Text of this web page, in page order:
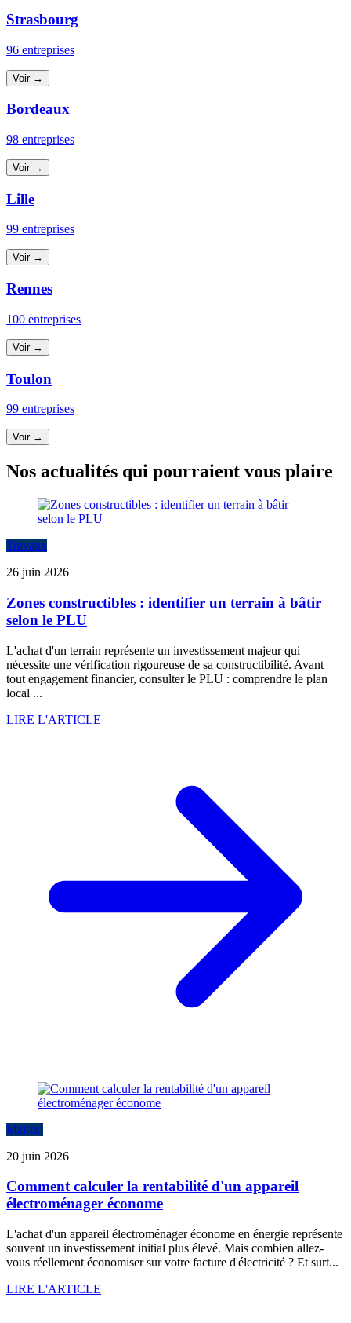
Strasbourg
96 entreprises
Voir →
Bordeaux
98 entreprises
Voir →
Lille
99 entreprises
Voir →
Rennes
100 entreprises
Voir →
Toulon
99 entreprises
Voir →
Nos actualités qui pourraient vous plaire
Travaux
26 juin 2026
Zones constructibles : identifier un terrain à bâtir
selon le PLU
L'achat d'un terrain représente un investissement majeur qui
nécessite une vérification rigoureuse de sa constructibilité. Avant
tout engagement financier, consulter le PLU : comprendre le plan
local ...
LIRE L'ARTICLE
Maison
20 juin 2026
Comment calculer la rentabilité d'un appareil
électroménager économe
L'achat d'un appareil électroménager économe en énergie représente
souvent un investissement initial plus élevé. Mais combien allez-
vous réellement économiser sur votre facture d'électricité ? Et surt...
LIRE L'ARTICLE